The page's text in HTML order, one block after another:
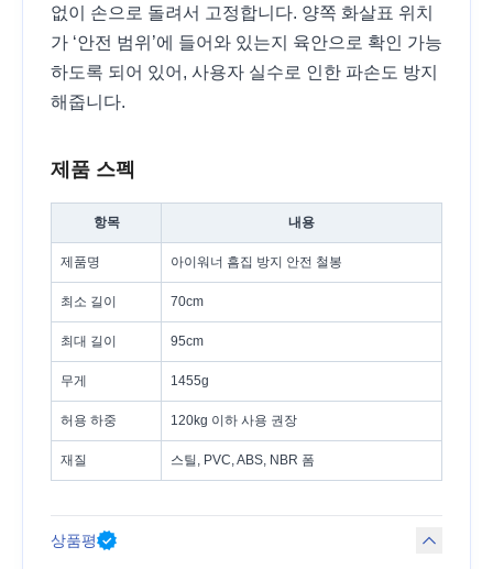
없이 손으로 돌려서 고정합니다. 양쪽 화살표 위치
가 ‘안전 범위’에 들어와 있는지 육안으로 확인 가능
하도록 되어 있어, 사용자 실수로 인한 파손도 방지
해줍니다.
제품 스펙
항목 내용
제품명 아이워너 흠집 방지 안전 철봉
최소 길이 70cm
최대 길이 95cm
무게 1455g
허용 하중 120kg 이하 사용 권장
재질 스틸, PVC, ABS, NBR 폼
상품평